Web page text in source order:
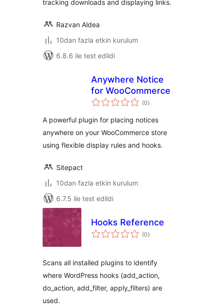
tracking downloads and displaying links.
Razvan Aldea
10dan fazla etkin kurulum
6.8.6 ile test edildi
Anywhere Notice
for WooCommerce
(0toplam
puan
)
A powerful plugin for placing notices
anywhere on your WooCommerce store
using flexible display rules and hooks.
Sitepact
10dan fazla etkin kurulum
6.7.5 ile test edildi
Hooks Reference
(0toplam
puan
)
Scans all installed plugins to identify
where WordPress hooks (add_action,
do_action, add_filter, apply_filters) are
used.